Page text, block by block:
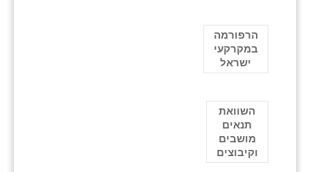
הרפורמה
במקרקעי
ישראל
השוואת
תנאים
מושבים
וקיבוצים